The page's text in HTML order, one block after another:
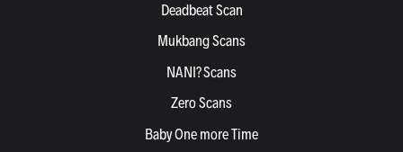
Deadbeat Scan
Mukbang Scans
NANI? Scans
Zero Scans
Baby One more Time